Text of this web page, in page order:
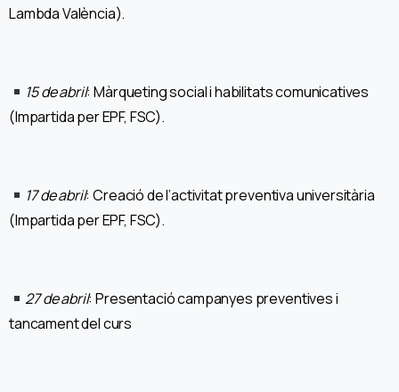
Lambda València).
15 de abril:Màrqueting social i habilitats comunicatives
(Impartida per EPF, FSC).
17 de abril:Creació de l’activitat preventiva universitària
(Impartida per EPF, FSC).
27 de abril: Presentació campanyes preventives i
tancament del curs